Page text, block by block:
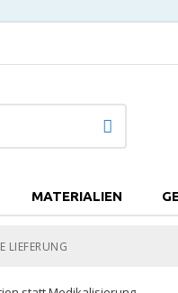
MATERIALIEN
LIEFERUNG